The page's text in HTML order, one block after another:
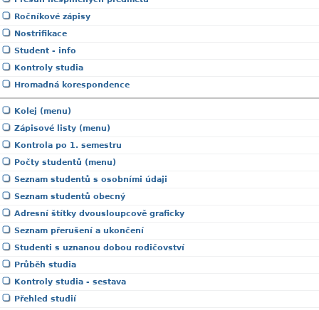
Ročníkové zápisy
Nostrifikace
Student - info
Kontroly studia
Hromadná korespondence
Kolej (menu)
Zápisové listy (menu)
Kontrola po 1. semestru
Počty studentů (menu)
Seznam studentů s osobními údaji
Seznam studentů obecný
Adresní štítky dvousloupcově graficky
Seznam přerušení a ukončení
Studenti s uznanou dobou rodičovství
Průběh studia
Kontroly studia - sestava
Přehled studií